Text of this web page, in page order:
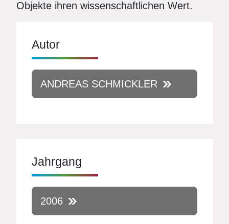
Objekte ihren wissenschaftlichen Wert.
Autor
ANDREAS SCHMICKLER
Jahrgang
2006